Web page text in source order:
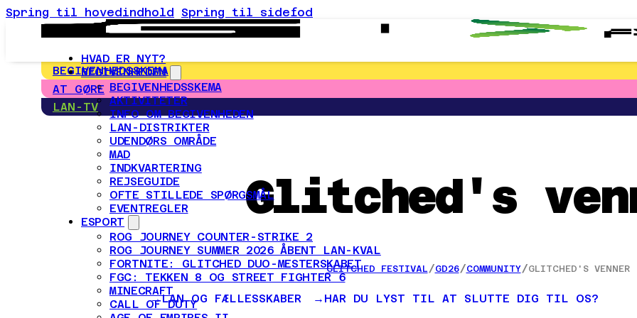
Spring til hovedindhold Spring til sidefod
HVAD ER NYT?
BEGIVENHEDEN
BEGIVENHEDSSKEMA
AKTIVITETER
INFO OM BEGIVENHEDEN
LAN-DISTRIKTER
UDENDØRS OMRÅDE
MAD
INDKVARTERING
REJSEGUIDE
OFTE STILLEDE SPØRGSMÅL
EVENTREGLER
ESPORT
ROG JOURNEY COUNTER-STRIKE 2
ROG JOURNEY SUMMER 2026 ÅBENT LAN-KVAL
FORTNITE: GLITCHED DUO-MESTERSKABET
FGC: TEKKEN 8 OG STREET FIGHTER 6
MINECRAFT
CALL OF DUTY
BEGIVENHEDSSKEMA
AT GØRE
LAN-TV
Glitched's
GLITCHED FESTIVAL /GD26/COMMUNITY/GLITCHED'S VENNER
LAN OG FÆLLESSKABER HAR DU LYST TIL AT SLUTTE DIG TIL OS?